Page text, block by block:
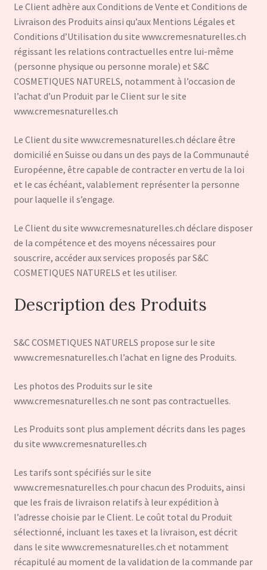
Le Client adhère aux Conditions de Vente et Conditions de
Livraison des Produits ainsi qu’aux Mentions Légales et
Conditions d’Utilisation du site www.cremesnaturelles.ch
régissant les relations contractuelles entre lui-même
(personne physique ou personne morale) et S&C
COSMETIQUES NATURELS, notamment à l’occasion de
l’achat d’un Produit par le Client sur le site
www.cremesnaturelles.ch
Le Client du site www.cremesnaturelles.ch déclare être
domicilié en Suisse ou dans un des pays de la Communauté
Européenne, être capable de contracter en vertu de la loi
et le cas échéant, valablement représenter la personne
pour laquelle il s’engage.
Le Client du site www.cremesnaturelles.ch déclare disposer
de la compétence et des moyens nécessaires pour
souscrire, accéder aux services proposés par S&C
COSMETIQUES NATURELS et les utiliser.
Description des Produits
S&C COSMETIQUES NATURELS propose sur le site
www.cremesnaturelles.ch l’achat en ligne des Produits.
Les photos des Produits sur le site
www.cremesnaturelles.ch ne sont pas contractuelles.
Les Produits sont plus amplement décrits dans les pages
du site www.cremesnaturelles.ch
Les tarifs sont spécifiés sur le site
www.cremesnaturelles.ch pour chacun des Produits, ainsi
que les frais de livraison relatifs à leur expédition à
l’adresse choisie par le Client. Le coût total du Produit
sélectionné, incluant les taxes et la livraison, est décrit
dans le site www.cremesnaturelles.ch et notamment
récapitulé au moment de la validation de la commande par